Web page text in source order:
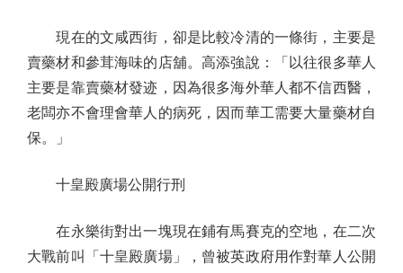
現在的文咸西街，卻是比較冷清的一條街，主要是
賣藥材和參茸海味的店舖。高添強說：「以往很多華人
主要是靠賣藥材發迹，因為很多海外華人都不信西醫，
老闆亦不會理會華人的病死，因而華工需要大量藥材自
保。」
十皇殿廣場公開行刑
在永樂街對出一塊現在鋪有馬賽克的空地，在二次
大戰前叫「十皇殿廣場」，曾被英政府用作對華人公開